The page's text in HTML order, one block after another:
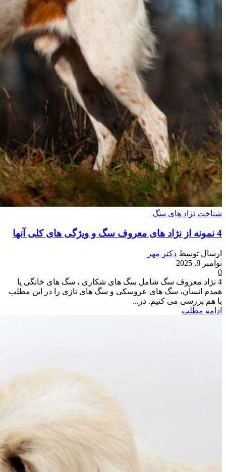
شناخت نژاد های سگ
4 نمونه از نژاد های معروف سگ و ویژگی های کلی آنها
ارسال توسط دکتر مهر
نوامبر 8, 2025
0
4 نژاد معروف سگ شامل سگ های شکاری ، سگ های خانگی یا
همدم انسان، سگ های عروسکی و سگ های تازی را در این مطلب
با هم بررسی می کنیم. در...
ادامه مطلب